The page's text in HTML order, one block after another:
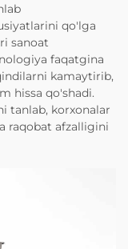
qo'lga
sanoat
faqatgina
kamaytirib,
hissa qo'shadi.
tanlab, korxonalar
raqobat afzalligini